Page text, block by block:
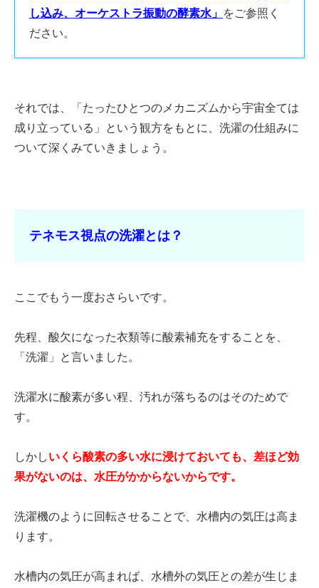
し込み、オーケストラ振動の酵素水」 をご参照く
ださい。
それでは、「たったひとつのメカニズムから宇宙全ては
成り立っている」という観方をもとに、洗濯の仕組みに
ついて深くみていきましょう。
テネモス視点の洗濯とは？
ここでもう一度おさらいです。
先程、酸欠になった衣類等に酸素補充をすることを、
「洗濯」と言いました。
洗濯水に酸素が多い程、汚れが落ちるのはそのためで
す。
しかしいくら酸素の多い水に浸けておいても、差ほど効
果がないのは、水圧がかからないからです。
洗濯機のように回転させることで、水槽内の気圧は高ま
ります。
水槽内の気圧が高まれば、水槽外の気圧との差が生じま